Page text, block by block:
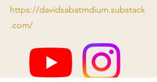
https://davidsabatmdium.substack
.com/